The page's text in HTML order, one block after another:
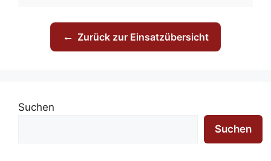
← Zurück zur Einsatzübersicht
Suchen
Suchen